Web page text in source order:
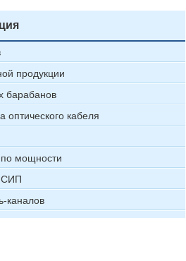
продукции
барабанов
оптического кабеля
мощности
СИП
каналов